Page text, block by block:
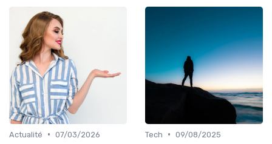
Actualité • 07/03/2026
Tech • 09/08/2025